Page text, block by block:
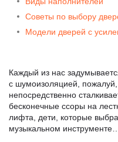
Советы по выбору
Модели дверей с
Каждый из нас
с шумоизоляцией,
непосредственно
бесконечные ссоры на
лифта, дети, которые
музыкальном